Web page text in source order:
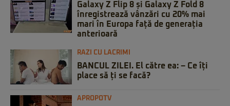
Galaxy Z Flip 8 și Galaxy Z Fold 8
înregistrează vânzări cu 20% mai
mari în Europa față de generația
anterioară
RAZI CU LACRIMI
BANCUL ZILEI. El către ea: – Ce îți
place să ți se facă?
APROPOTV